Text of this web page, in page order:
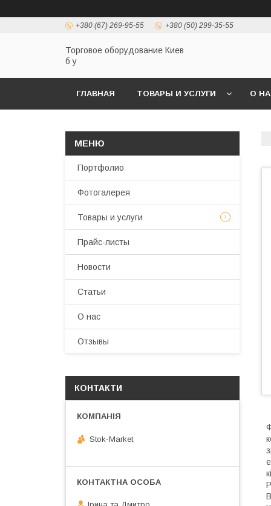
+380 (67) 269-95-55 +380 (50) 299-35-55
Торговое оборудование Киев
б у
ГЛАВНАЯ ТОВАРЫ И УСЛУГИ О
Портфолио
Фотогалерея
Товары и услуги
Прайс-листы
Новости
Статьи
О нас
Отзывы
КОНТАКТИ
Stok-Market